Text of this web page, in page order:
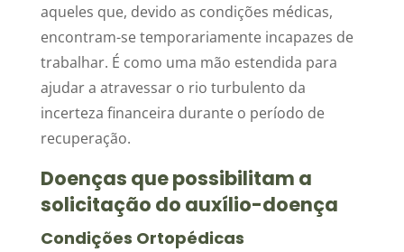
aqueles que, devido as condições médicas,
encontram-se temporariamente incapazes de
trabalhar. É como uma mão estendida para
ajudar a atravessar o rio turbulento da
incerteza financeira durante o período de
recuperação.
Doenças que possibilitam a
solicitação do auxílio-doença
Condições Ortopédicas